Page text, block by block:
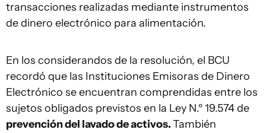
transacciones realizadas mediante instrumentos
de dinero electrónico para alimentación.
En los considerandos de la resolución, el BCU
recordó que las Instituciones Emisoras de Dinero
Electrónico se encuentran comprendidas entre los
sujetos obligados previstos en la Ley N.º 19.574 de
prevención del lavado de activos.También